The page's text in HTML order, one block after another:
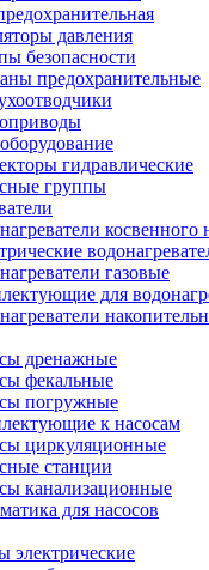
давления
безопасности
предохранительные
гидравлические
группы
косвенного
газовые
для
дренажные
фекальные
погружные
к насосам
циркуляционные
станции
канализационные
для насосов
электрические